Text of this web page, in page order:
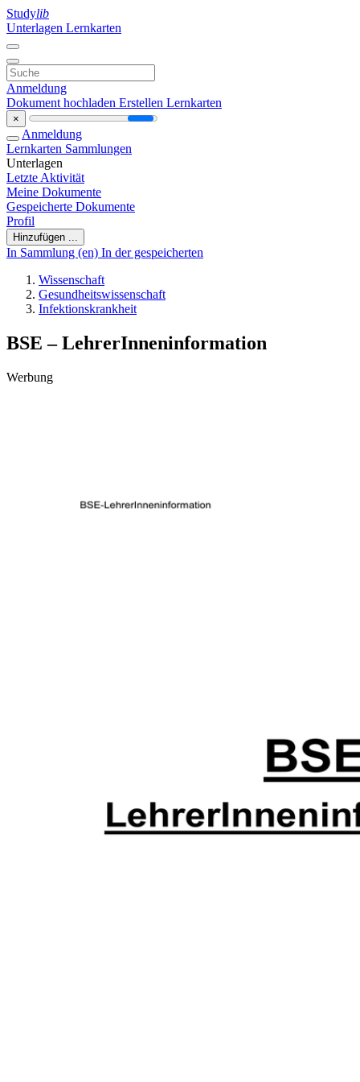
Studylib
Unterlagen Lernkarten
Anmeldung
Dokument hochladen Erstellen Lernkarten
×
Anmeldung
Lernkarten Sammlungen
Unterlagen
Letzte Aktivität
Meine Dokumente
Gespeicherte Dokumente
Profil
Hinzufügen ...
In Sammlung (en) In der gespeicherten
Wissenschaft
Gesundheitswissenschaft
Infektionskrankheit
BSE – LehrerInneninformation
Werbung